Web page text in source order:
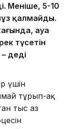
Меніңше, 5-10
қалмайды.
ауа
түсетін
деді
үшін
тұрып-ақ
тыс аз